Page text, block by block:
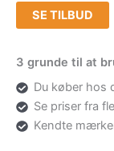
SE TILBUD
3 grunde til at
Du køber hos
Se priser fra
Kendte